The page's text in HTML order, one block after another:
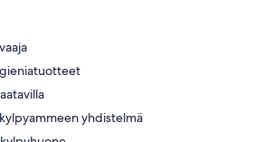
yhdistelmä